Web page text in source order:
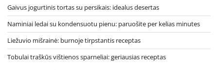
Gaivus jogurtinis tortas su persikais: idealus desertas
Naminiai ledai su kondensuotu pienu: paruošite per kelias minutes
Liežuvio mišrainė: burnoje tirpstantis receptas
Tobulai traškūs vištienos sparneliai: geriausias receptas